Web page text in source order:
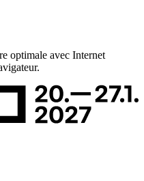
optimale avec Internet